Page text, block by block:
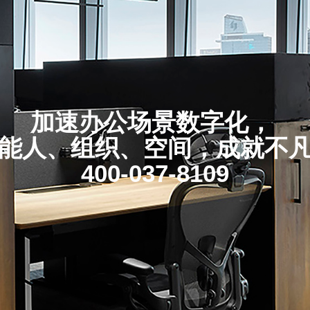
加速办公场景数字化，
人、组织、空间，成就不
400-037-8109